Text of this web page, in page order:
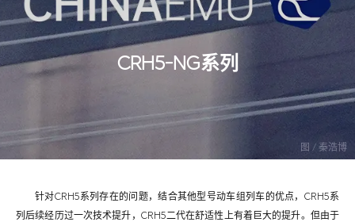
图 / 秦浩博
CRH5-NG系列
针对CRH5系列存在的问题，结合其他型号动车组列车的优点，CRH5系
列后续经历过一次技术提升，CRH5二代在舒适性上有着巨大的提升。但由于